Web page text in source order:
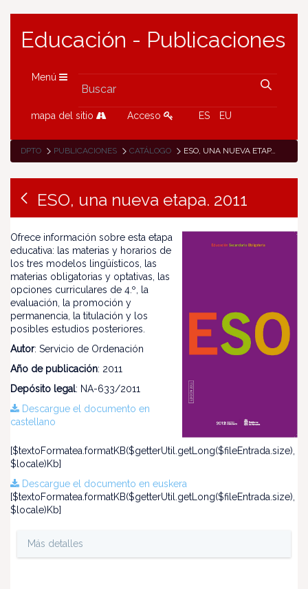
Educación - Publicaciones
Menú
mapa del sitio Acceso ES EU
DPTO PUBLICACIONES CATÁLOGO ESO, UNA NUEVA ETAPA. 2011
ESO, una nueva etapa. 2011
Ofrece información sobre esta etapa
educativa: las materias y horarios de
los tres modelos lingüísticos, las
materias obligatorias y optativas, las
opciones curriculares de 4.º, la
evaluación, la promoción y
permanencia, la titulación y los
posibles estudios posteriores.
Autor: Servicio de Ordenación
Año de publicación: 2011
Depósito legal: NA-633/2011
Descargue el documento en
castellano
[$textoFormatea.formatKB($getterUtil.getLong($fileEntrada.size),
$locale)Kb]
Descargue el documento en euskera
[$textoFormatea.formatKB($getterUtil.getLong($fileEntrada.size),
$locale)Kb]
Más detalles